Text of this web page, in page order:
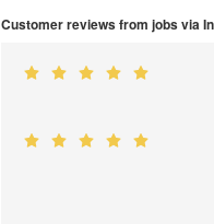
Customer reviews from jobs via